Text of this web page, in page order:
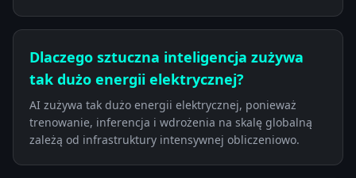
Dlaczego sztuczna inteligencja zużywa
tak dużo energii elektrycznej?
AI zużywa tak dużo energii elektrycznej, ponieważ
trenowanie, inferencja i wdrożenia na skalę globalną
zależą od infrastruktury intensywnej obliczeniowo.